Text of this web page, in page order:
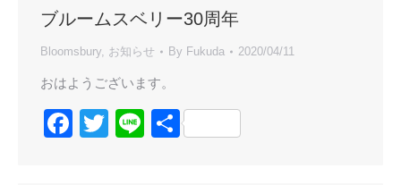
ブルームスベリー30周年
Bloomsbury, お知らせ By Fukuda 2020/04/11
おはようございます。
Facebook
Twitter
Line共